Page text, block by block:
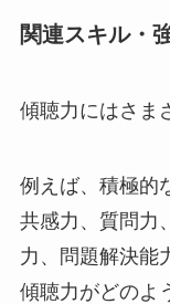
関連スキル・
傾聴力にはさま
例えば、積極的
共感力、質問力
力、問題解決能
傾聴力がどのよ